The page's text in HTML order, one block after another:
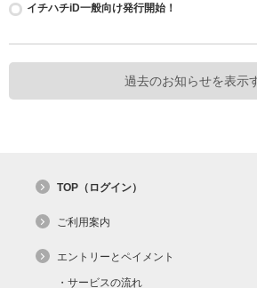
イチハチiD一般向け発行開始！
過去のお知らせを表示
TOP（ログイン）
ご利用案内
エントリーとペイメント
サービスの流れ